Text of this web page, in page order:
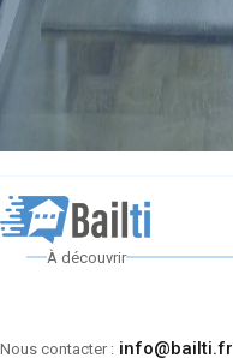
À découvrir
Nous contacter : info@bailti.fr